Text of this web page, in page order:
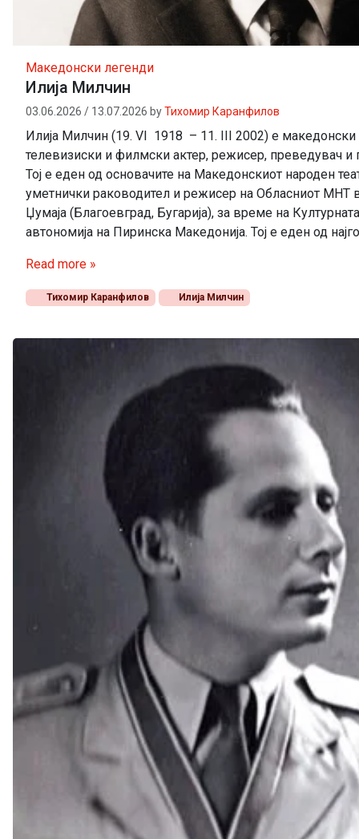
Македонски легенди
Илија Милчин
03.06.2026 / 13.07.2026 byТихомир Каранфилов
Илија Милчин (19. VI 1918 – 11. III 2002) е
телевизиски и филмски актер, режисер, преведувач и
Тој е еден од основачите на Македонскиот народен
уметнички раководител и режисер на Обласниот МНТ
Џумаја (Благоевград, Бугарија), за време на Културната
автономија на Пиринска Македонија. Тој е еден од
Read more »
Тихомир Каранфилов Илија Милчин